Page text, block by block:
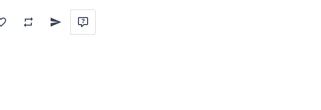
Add to wishlistAdd to compare list
Email a friendAsk question